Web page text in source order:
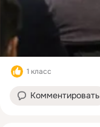
1 класс
Комментировать